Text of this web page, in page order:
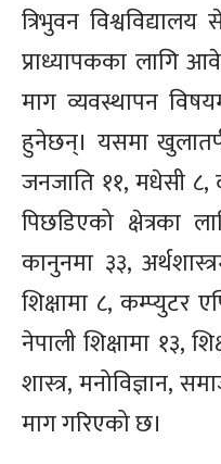
त्रिभुवन
प्राध्यापकका लागि
माग व्यवस्थापन
हुनेछन्। यसमा
जनजाति ११, मधेसी
पिछडिएको क्षेत्रका
कानुनमा ३३,
शिक्षामा ८, कम्प्युटर
नेपाली शिक्षामा १३,
शास्त्र, मनोविज्ञान,
माग गरिएको छ।